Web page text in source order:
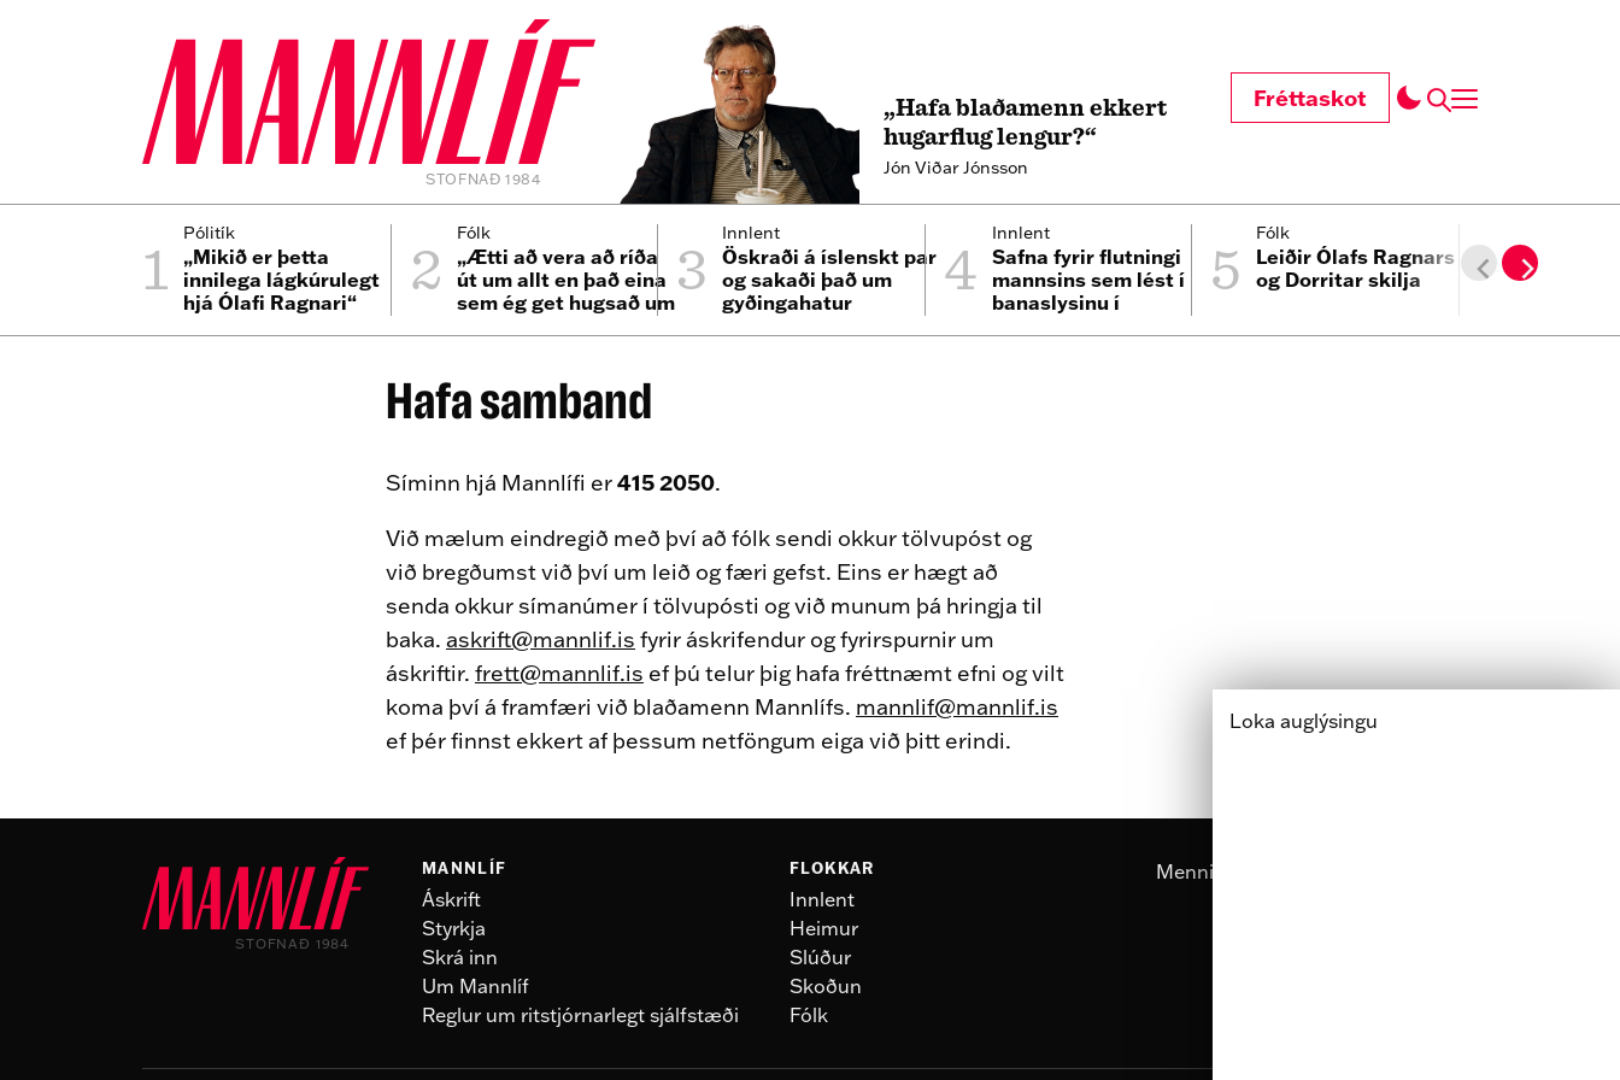
STOFNAÐ 1984
„Hafa blaðamenn ekkert
hugarflug lengur?“
Jón Viðar Jónsson
Fréttaskot
1 Pólitík
„Mikið er þetta
innilega lágkúrulegt
hjá Ólafi Ragnari“
2 Fólk
„Ætti að vera að ríða
út um allt en það eina
sem ég get hugsað um3 Innlent
Öskraði á íslenskt par
og sakaði það um
gyðingahatur
4 Innlent
Safna fyrir flutningi
mannsins sem lést í
banaslysinu í
5 Fólk
Leiðir Ólafs Ragnars
og Dorritar skilja
6
TikTok-
Sydney
Hafa samband
Síminn hjá Mannlífi er415 2050.
Við mælum eindregið með því að fólk sendi okkur tölvupóst og
við bregðumst við því um leið og færi gefst. Eins er hægt að
senda okkur símanúmer í tölvupósti og við munum þá hringja til
baka. askrift@mannlif.is fyrir áskrifendur og fyrirspurnir um
áskriftir. frett@mannlif.is ef þú telur þig hafa fréttnæmt efni og vilt
koma því á framfæri við blaðamenn Mannlífs. mannlif@mannlif.is
ef þér finnst ekkert af þessum netföngum eiga við þitt erindi.
STOFNAÐ 1984
MANNLÍF
Áskrift
Styrkja
Skrá inn
Um Mannlíf
Reglur um ritstjórnarlegt sjálfstæði
FLOKKAR
Innlent
Heimur
Slúður
Skoðun
Fólk
Menning
Loka auglýsingu